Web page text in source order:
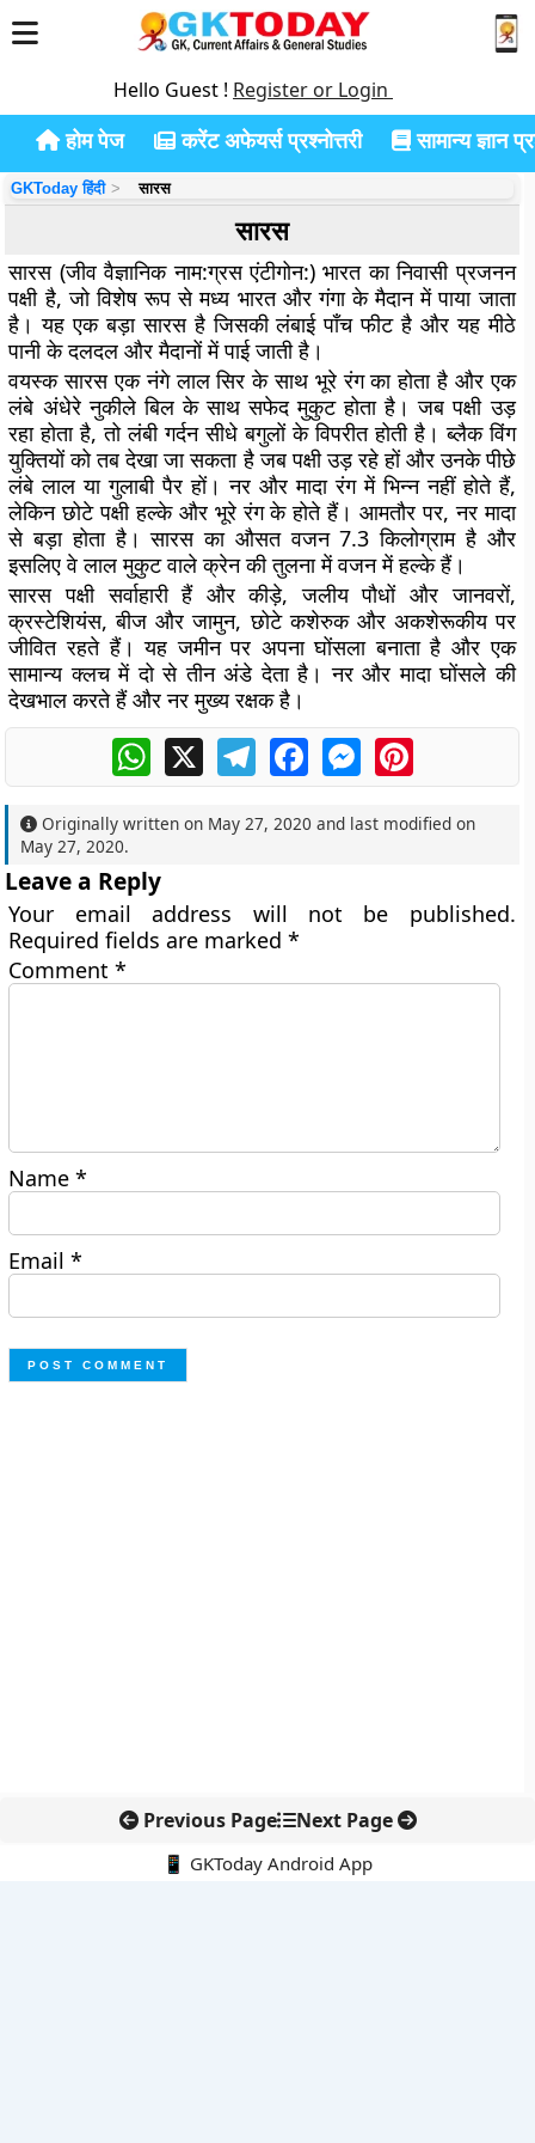
Hello Guest ! Register or Login
होम पेज करेंट अफेयर्स प्रश्नोत्तरी सामान्य ज्ञान
GKToday हिंदी सारस
सारस
सारस (जीव वैज्ञानिक नाम:ग्रस एंटीगोन:) भारत का निवासी प्रजनन
पक्षी है, जो विशेष रूप से मध्य भारत और गंगा के मैदान में पाया जाता
है। यह एक बड़ा सारस है जिसकी लंबाई पाँच फीट है और यह मीठे
पानी के दलदल और मैदानों में पाई जाती है।
वयस्क सारस एक नंगे लाल सिर के साथ भूरे रंग का होता है और एक
लंबे अंधेरे नुकीले बिल के साथ सफेद मुकुट होता है। जब पक्षी उड़
रहा होता है, तो लंबी गर्दन सीधे बगुलों के विपरीत होती है। ब्लैक विंग
युक्तियों को तब देखा जा सकता है जब पक्षी उड़ रहे हों और उनके पीछे
लंबे लाल या गुलाबी पैर हों। नर और मादा रंग में भिन्न नहीं होते हैं,
लेकिन छोटे पक्षी हल्के और भूरे रंग के होते हैं। आमतौर पर, नर मादा
से बड़ा होता है। सारस का औसत वजन 7.3 किलोग्राम है और
इसलिए वे लाल मुकुट वाले क्रेन की तुलना में वजन में हल्के हैं।
सारस पक्षी सर्वाहारी हैं और कीड़े, जलीय पौधों और जानवरों,
क्रस्टेशियंस, बीज और जामुन, छोटे कशेरुक और अकशेरूकीय पर
जीवित रहते हैं। यह जमीन पर अपना घोंसला बनाता है और एक
सामान्य क्लच में दो से तीन अंडे देता है। नर और मादा घोंसले की
देखभाल करते हैं और नर मुख्य रक्षक है।
WhatsApp
X TelegramFacebookMessengerPinterest
Originally written on May 27, 2020 and last modified on
May 27, 2020.
Leave a Reply
Your email address will not be published.
Required fields are marked*
Comment*
Name*
Email*
Previous Page Next Page
📱 GKToday Android App